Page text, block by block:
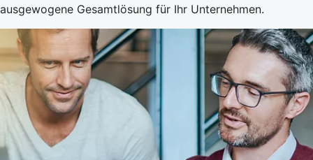
ausgewogene Gesamtlösung für Ihr Unternehmen.